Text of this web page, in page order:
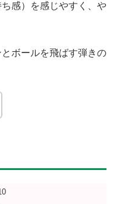
感）を感じやすく、や
ボールを飛ばす弾きの